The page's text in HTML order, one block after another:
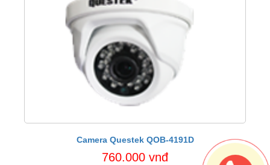
Camera Questek QOB-4191D
760.000 vnđ